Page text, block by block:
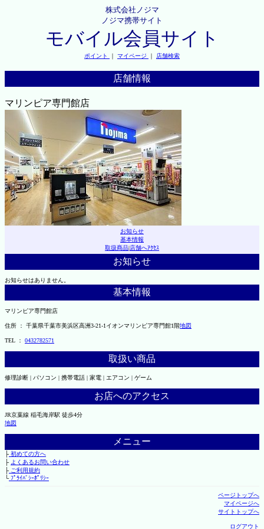
株式会社ノジマ
ノジマ携帯サイト
モバイル会員サイト
ポイント ｜ マイページ ｜ 店舗検索
店舗情報
マリンピア専門館店
お知らせ
基本情報
取扱商品|店舗へｱｸｾｽ
お知らせ
お知らせはありません。
基本情報
マリンピア専門館店
住所 ： 千葉県千葉市美浜区高洲3-21-1イオンマリンピア専門館1階地図
TEL ： 0432782571
取扱い商品
修理診断 | パソコン | 携帯電話 | 家電 | エアコン | ゲーム
お店へのアクセス
JR京葉線 稲毛海岸駅 徒歩4分
地図
メニュー
├初めての方へ
├ よくあるお問い合わせ
├ご利用規約
└ﾌﾟﾗｲﾊﾞｼｰﾎﾟﾘｼｰ
ページトップへ
マイページへ
サイトトップへ
ログアウト